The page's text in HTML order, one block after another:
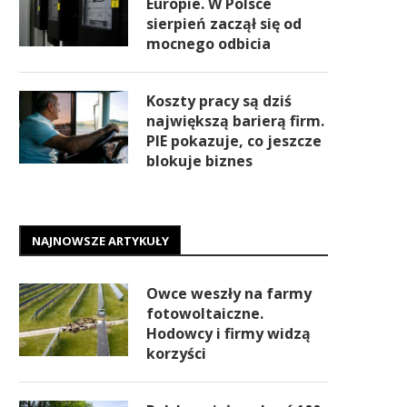
sierpień zaczął się od
mocnego odbicia
Koszty pracy są dziś
największą barierą firm.
PIE pokazuje, co jeszcze
blokuje biznes
NAJNOWSZE ARTYKUŁY
Owce weszły na farmy
fotowoltaiczne.
Hodowcy i firmy widzą
korzyści